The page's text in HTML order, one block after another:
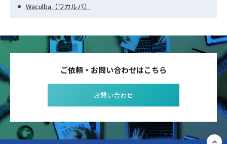
Waculba（ワカルバ）
ご依頼・お問い合わせはこちら
お問い合わせ